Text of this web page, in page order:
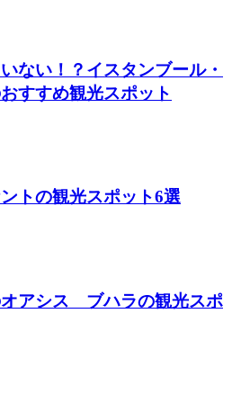
ない！？イスタンブール・
すすめ観光スポット
トの観光スポット6選
オアシス ブハラの観光スポ